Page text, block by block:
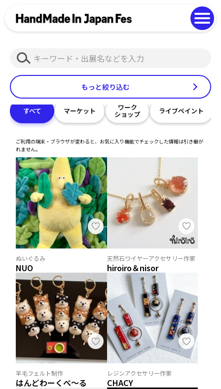
Photo Gallery
もっと絞り込む
検
索
すべて マーケット ワーク
ショップ ライブペイント
ご利用の端末・ブラウザが変わると、お気に入り機能でチェックした情報は引き継が
れません。
ぬいぐるみ
NUO
天然石ワイヤーアクセサリー作家
hiroiro＆nisor
羊毛フェルト制作
はんどわーくべ～る
レジンアクセサリー作家
CHACY